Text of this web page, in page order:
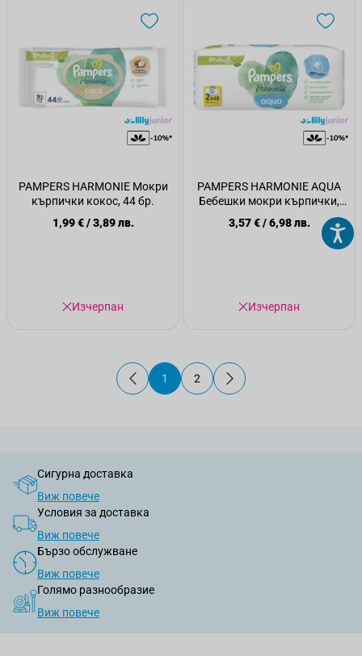
PAMPERS HARMONIE Мокри
кърпички кокос, 44 бр.
1,99 €/3,89 лв.
Изчерпан
PAMPERS HARMONIE AQUA
Бебешки мокри кърпички,
2x48 бр
3,57 €/6,98 лв.
Изчерпан
В момента четете страница
1
Страница
2
Сигурна доставка
Виж повече
Условия за доставка
Виж повече
Бързо обслужване
Виж повече
Голямо разнообразие
Виж повече